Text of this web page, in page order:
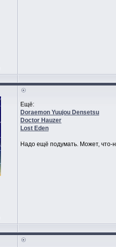
Ещё:
Doraemon Yuujou Densetsu
Doctor Hauzer
Lost Eden
Надо ещё подумать. Может, что-